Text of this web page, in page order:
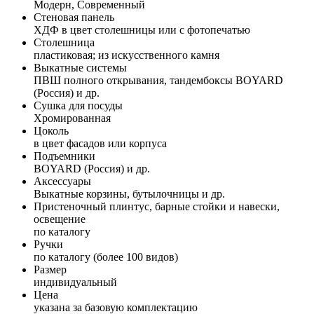
Модерн, Современный
Стеновая панель
ХДФ в цвет столешницы или с фотопечатью
Столешница
пластиковая; из искусственного камня
Выкатные системы
ПВШ полного открывания, тандембоксы BOYARD
(Россия) и др.
Сушка для посуды
Хромированная
Цоколь
в цвет фасадов или корпуса
Подъемники
BOYARD (Россия) и др.
Аксессуары
Выкатные корзины, бутылочницы и др.
Пристеночный плинтус, барные стойки и навески,
освещение
по каталогу
Ручки
по каталогу (более 100 видов)
Размер
индивидуальный
Цена
указана за базовую комплектацию